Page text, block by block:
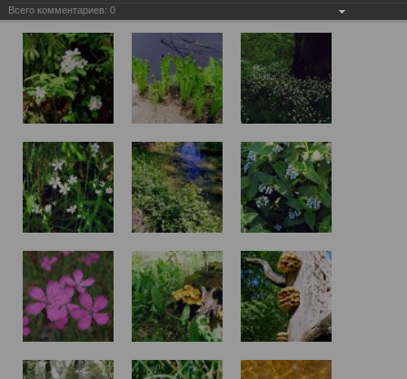
Всего комментариев: 0